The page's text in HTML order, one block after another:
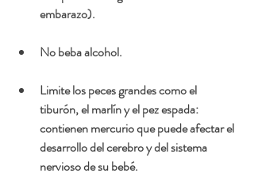
embarazo).
No beba alcohol.
Limite los peces grandes como el
tiburón, el marlín y el pez espada:
contienen mercurio que puede afectar el
desarrollo del cerebro y del sistema
nervioso de su bebé.